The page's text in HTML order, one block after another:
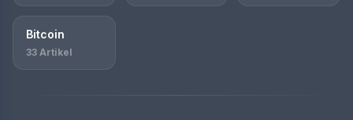
Bitcoin
33 Artikel